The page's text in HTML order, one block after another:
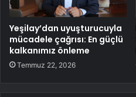
Yeşilay’dan uyuşturucuyla
mücadele çağrısı: En güçlü
kalkanımız önleme
Temmuz 22, 2026